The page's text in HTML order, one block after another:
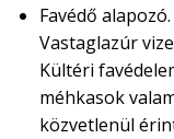
Favédő
Vastaglazúr
Kültéri
méhkasok
közvetlenül